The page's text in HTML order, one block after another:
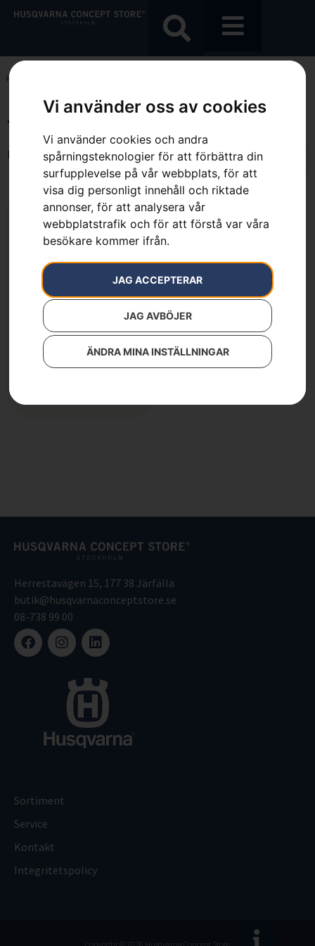
Vi använder oss av cookies
Vi använder cookies och andra
spårningsteknologier för att förbättra din
surfupplevelse på vår webbplats, för att
visa dig personligt innehåll och riktade
annonser, för att analysera vår
webbplatstrafik och för att förstå var våra
besökare kommer ifrån.
JAG ACCEPTERAR
JAG AVBÖJER
ÄNDRA MINA INSTÄLLNINGAR
Hem
7391883815304
Endast ett sökresultat
HUSQVARNA WDC 220
Herrestavägen 15, 177 38 Järfälla
butik@husqvarnaconceptstore.se
08-738 99 00
Sortiment
Service
Kontakt
Integritetspolicy